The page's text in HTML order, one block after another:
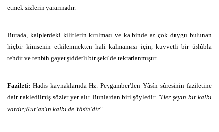
etmek sizlerin yararınadır.
Burada, kalplerdeki kilitlerin kırılması ve kalbinde az çok duygu bulunan
hiçbir kimsenin etkilenmekten hali kalmaması için, kuvvetli bir üslûbla
tehdit ve tenbih gayet şiddetli bir şekilde tekrarlanmıştır.
Fazileti: Hadis kaynaklarnda Hz. Peygamber'den Yâsîn sûresinin faziletine
dair nakledilmiş sözler yer alır. Bunlardan biri şöyledir: "Her şeyin bir kalbi
vardır;Kur'an'ın kalbi de Yâsîn'dir"